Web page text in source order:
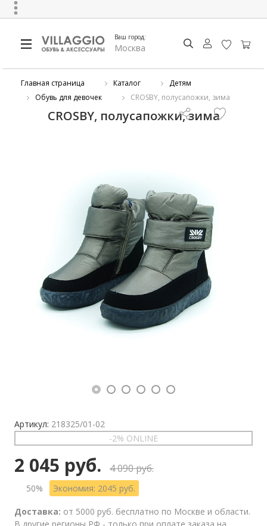
Ваш город:
Москва
Главная страница Каталог
Детям
Обувь для девочек
CROSBY, полусапожки, зима
CROSBY, полусапожки, зима
Артикул: 218325/01-02
-2% ONLINE
2 045 руб. 4 090 руб.
50% Экономия: 2045 руб.
Доставка: от 5000 руб. бесплатно по Москве и области.